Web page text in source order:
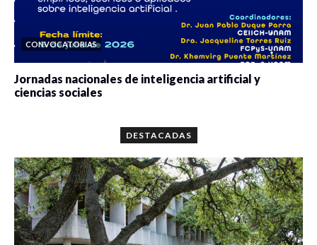
CONVOCATORIAS
Jornadas nacionales de inteligencia artificial y
ciencias sociales
DESTACADAS